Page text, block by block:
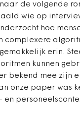
de volgende
wie op
hoe
complexere
erin.
kunnen
bekend mee zijn
onze paper was
en